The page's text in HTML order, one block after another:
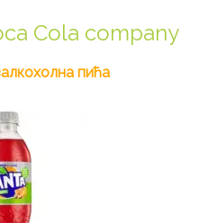
Cola company
пића